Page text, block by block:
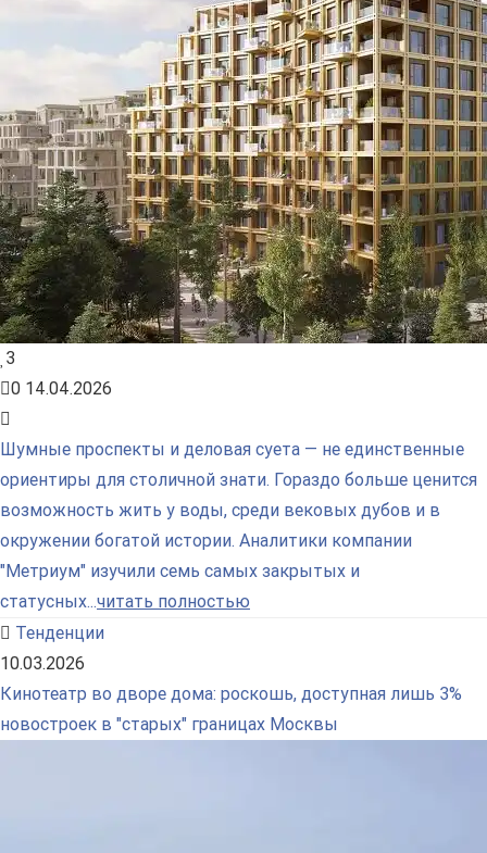
3
0 14.04.2026
Шумные проспекты и деловая суета — не единственные
ориентиры для столичной знати. Гораздо больше ценится
возможность жить у воды, среди вековых дубов и в
окружении богатой истории. Аналитики компании
"Метриум" изучили семь самых закрытых и
статусных...читать полностью
Тенденции
10.03.2026
Кинотеатр во дворе дома: роскошь, доступная лишь 3%
новостроек в "старых" границах Москвы